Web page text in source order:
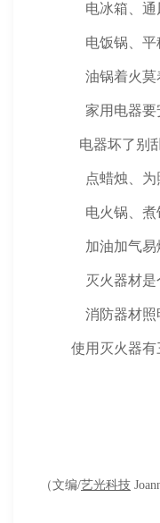
电冰箱、通
电饭锅、平
油锅着火莫
家用电器要
电器坏了别
点蜡烛、为
电火锅、煮
加油加气易
灭火器材是
消防器材照
使用灭火器有
（文编/艺光科技